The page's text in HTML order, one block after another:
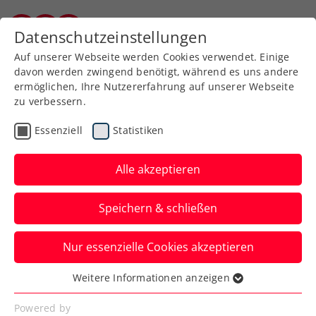
Zurück zur Newsübersicht
Turniere
Drei Jugendcircuit
presented by Babolat: Auf
in die 2. Runde!
Österreichs bedeutendste
Jugendturnierserie macht in Rannersdorf,
Bad Waltersdorf und Oberpullendorf Halt.
Verfasst von: Manuel Wachta, 28.01.2026
Datenschutzeinstellungen
Auf unserer Webseite werden Cookies verwendet. Einige
davon werden zwingend benötigt, während es uns andere
ermöglichen, Ihre Nutzererfahrung auf unserer Webseite
zu verbessern.
Essenziell Statistiken
Alle akzeptieren
Speichern & schließen
Nur essenzielle Cookies akzeptieren
Essenziell
Essenzielle Cookies werden für grundlegende
Weitere Informationen anzeigen
Powered by